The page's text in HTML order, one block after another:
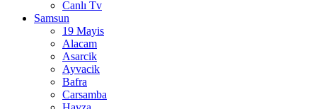
Canlı Tv
Samsun
19 Mayis
Alacam
Asarcik
Ayvacik
Bafra
Carsamba